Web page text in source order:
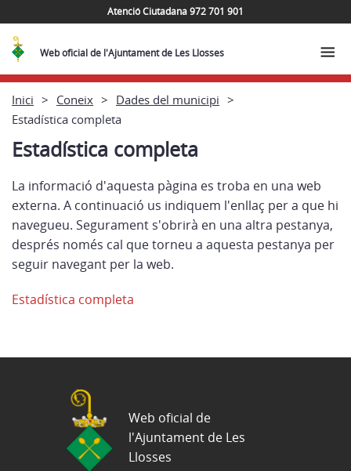
Atenció Ciutadana 972 701 901
Web oficial de l'Ajuntament de Les Llosses
Inici Coneix
Dades del municipi
Estadística completa
Estadística completa
La informació d'aquesta pàgina es troba en una web
externa. A continuació us indiquem l'enllaç per a que hi
navegueu. Segurament s'obrirà en una altra pestanya,
després només cal que torneu a aquesta pestanya per
seguir navegant per la web.
Estadística completa
Web oficial de
l'Ajuntament de Les
Llosses